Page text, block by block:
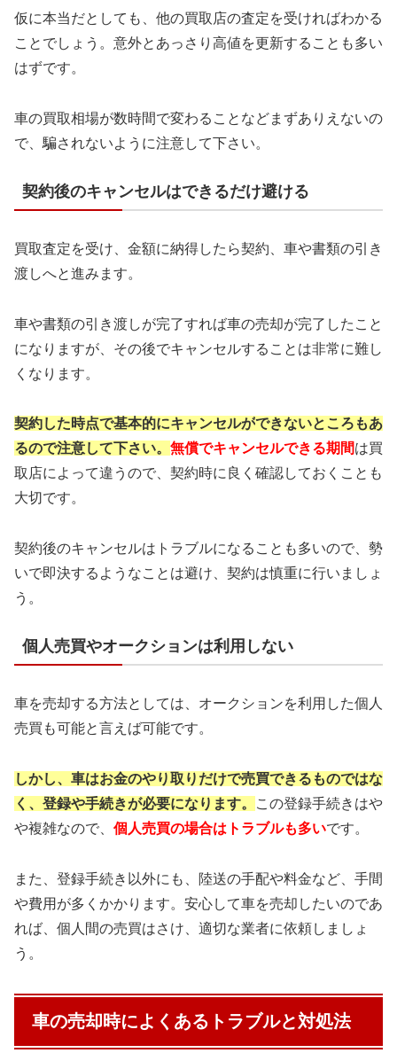
仮に本当だとしても、他の買取店の査定を受ければわかる
ことでしょう。意外とあっさり高値を更新することも多い
はずです。
車の買取相場が数時間で変わることなどまずありえないの
で、騙されないように注意して下さい。
契約後のキャンセルはできるだけ避ける
買取査定を受け、金額に納得したら契約、車や書類の引き
渡しへと進みます。
車や書類の引き渡しが完了すれば車の売却が完了したこと
になりますが、その後でキャンセルすることは非常に難し
くなります。
契約した時点で基本的にキャンセルができないところもあ
るので注意して下さい。 無償でキャンセルできる期間は買
取店によって違うので、契約時に良く確認しておくことも
大切です。
契約後のキャンセルはトラブルになることも多いので、勢
いで即決するようなことは避け、契約は慎重に行いましょ
う。
個人売買やオークションは利用しない
車を売却する方法としては、オークションを利用した個人
売買も可能と言えば可能です。
しかし、車はお金のやり取りだけで売買できる ものではな
く、登録や手続きが必要になります。
この登録手続きはや
や複雑なので、 個人売買の場合はトラブルも多いです。
また、登録手続き以外にも、陸送の手配や料金など、手間
や費用が多くかかります。安心して車を売却したいのであ
れば、個人間の売買はさけ、適切な業者に依頼しましょ
う。
車の売却時によくあるトラブルと対処法